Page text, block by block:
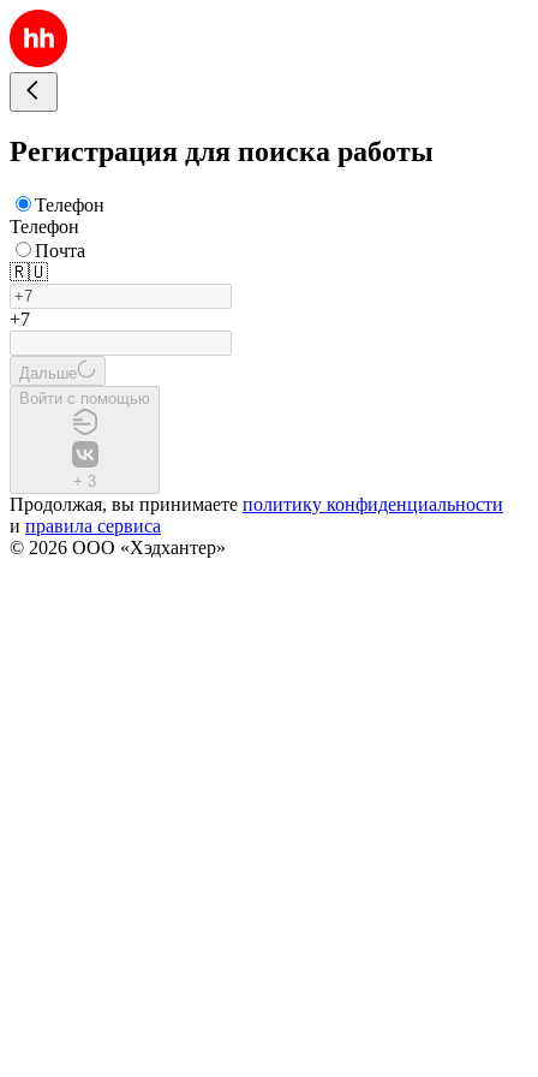
Регистрация для поиска работы
Телефон
Телефон
Почта
🇷🇺
+7
Дальше
Войти с помощью
+ 3
Продолжая, вы принимаете политику конфиденциальности
и правила сервиса
© 2026 ООО «Хэдхантер»